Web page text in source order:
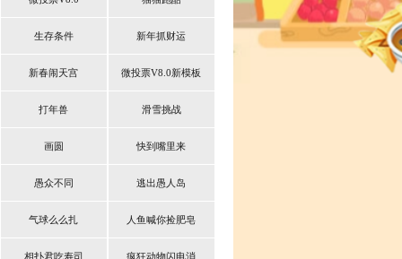
生存条件 新年抓财运
新春闹天宫 微投票V8.0新模板
打年兽 滑雪挑战
画圆 快到嘴里来
愚众不同 逃出愚人岛
气球么么扎 人鱼喊你捡肥皂
相扑君吃寿司 疯狂动物闪电消